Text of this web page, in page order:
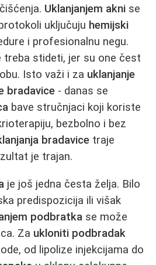
Uklanjanjem akni se
uključuju hemijski
i profesionalnu negu.
treba stideti, jer su one čest
Isto važi i za uklanjanje
bradavice - danas se
bave stručnjaci koji koriste
bezbolno i bez
bradavice traje
je trajan.
je još jedna česta želja. Bilo
predispozicija ili višak
podbratka se može
Za ukloniti podbradak
od lipolize injekcijama do